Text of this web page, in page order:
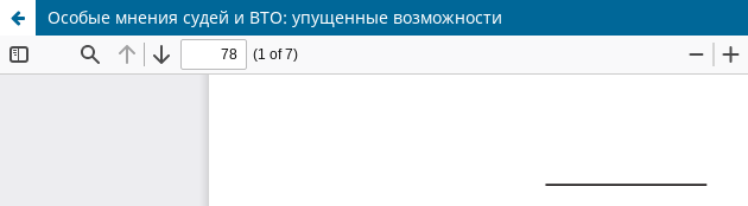
Особые мнения судей и ВТО: упущенные возможности